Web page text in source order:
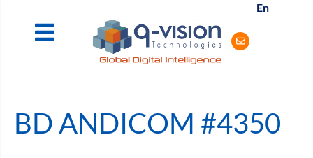
En
BD ANDICOM #4350